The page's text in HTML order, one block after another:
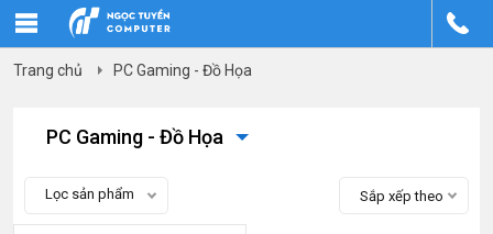
Trang chủ PC Gaming - Đồ Họa
PC Gaming - Đồ Họa
Lọc sản phẩm Sắp xếp theo